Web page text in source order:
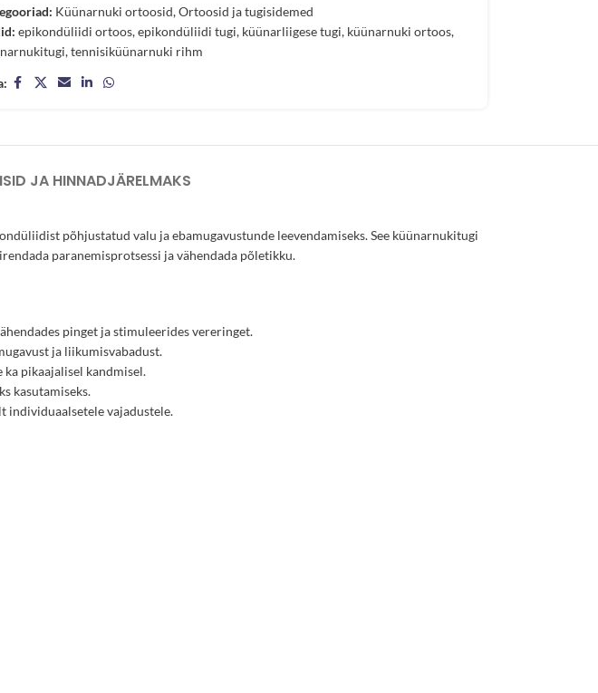
Küünarnuki ortoosid,Ortoosid ja tugisidemed
epikondüliidi ortoos,epikondüliidi tugi, küünarliigese tugi, küünarnuki ortoos,
,tennisiküünarnuki rihm
JA HINNADJÄRELMAKS
põhjustatud valu ja ebamugavustunde leevendamiseks. See küünarnukitugi
paranemisprotsessi ja vähendada põletikku.
pinget ja stimuleerides vereringet.
ja liikumisvabadust.
pikaajalisel kandmisel.
kasutamiseks.
individuaalsetele vajadustele.